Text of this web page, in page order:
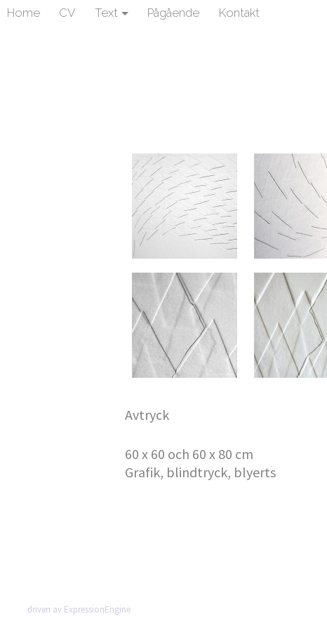
Home CV Text Pågående Kontakt
Avtryck
60 x 60 och 60 x 80 cm
Grafik, blindtryck, blyerts
driven av ExpressionEngine